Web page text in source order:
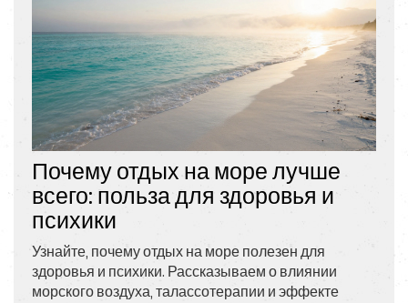
Почему отдых на море лучше
всего: польза для здоровья и
психики
Узнайте, почему отдых на море полезен для
здоровья и психики. Рассказываем о влиянии
морского воздуха, талассотерапии и эффекте